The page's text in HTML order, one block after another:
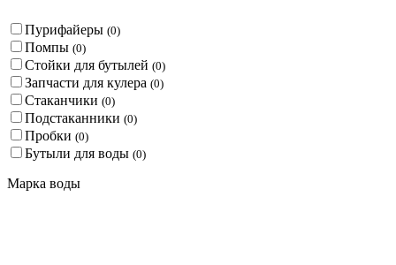
Пурифайеры (0)
Помпы (0)
Стойки для бутылей (0)
Запчасти для кулера (0)
Стаканчики (0)
Подстаканники (0)
Пробки (0)
Бутыли для воды (0)
Марка воды